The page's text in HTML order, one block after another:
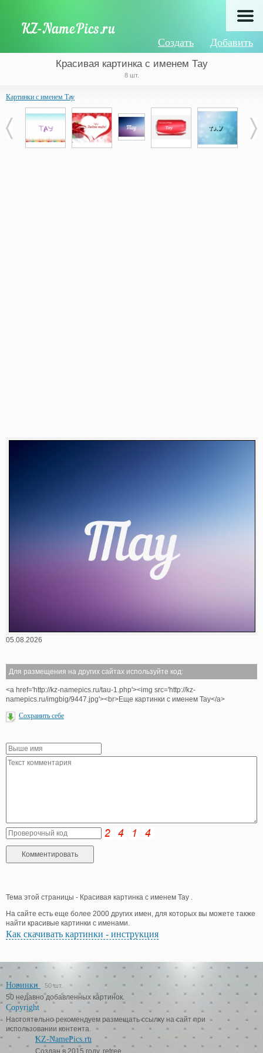
Добавить
Создать
Красивая картинка с именем Тау
8 шт.
Картинки с именем Тау
05.08.2026
Для размещения на других сайтах используйте код:
<a href='http://kz-namepics.ru/tau-1.php'><img src='http://kz-
namepics.ru/imgbig/9447.jpg'><br>Еще картинки с именем Тау</a>
Сохранить себе
Тема этой страницы - Красивая картинка с именем Тау .
На сайте есть еще более 2000 других имен, для которых вы можете также
найти красивые картинки с именами.
Как скачивать картинки - инструкция
Новинки 50 шт.
50 недавно добавленных картинок.
Copyright
Настоятельно рекомендуем размещать ссылку на сайт при
использовании контента.
KZ-NamePics.ru
Создан в 2015 году, retree